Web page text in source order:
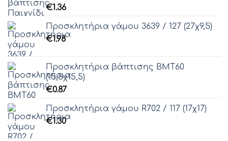
€1.36
Προσκλητήρια γάμου 3639 / 127 (27χ9,5)
€1.98
Προσκλητήρια βάπτισης ΒΜΤ60
(15,5χ15,5)
€0.87
Προσκλητήρια γάμου R702 / 117 (17χ17)
€1.30